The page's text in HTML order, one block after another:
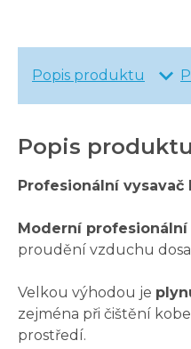
Popis produktu
Popis produktu
Profesionální vysavač
Moderní
proudění vzduchu
Velkou výhodou je
zejména při čištění
prostředí.